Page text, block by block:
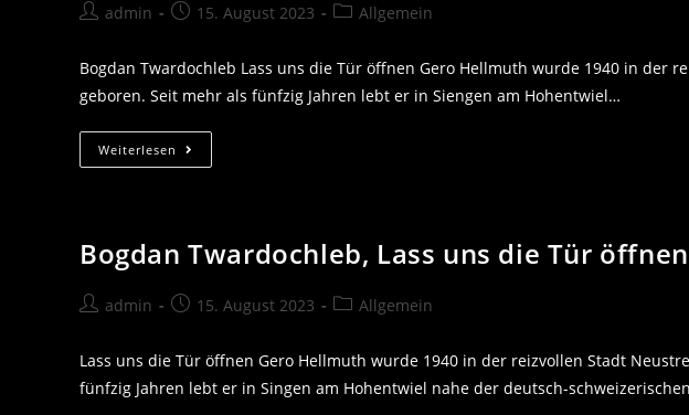
Beitrags-
admin
Beitrag15. August 2023
Beitrags-
Allgemein
Bogdan Twardochleb Lass uns die Tür öffnen Gero Hellmuth wurde 1940 in der
geboren. Seit mehr als fünfzig Jahren lebt er in Siengen am Hohentwiel…
Weiterlesen Bogdan
Twardochleb,
Bogdan Twardochleb, Lass uns die Tür
Beitrags-
admin
Beitrag15. August 2023
Beitrags-
Allgemein
Lass uns die Tür öffnen Gero Hellmuth wurde 1940 in der reizvollen Stadt
fünfzig Jahren lebt er in Singen am Hohentwiel nahe der deutsch-